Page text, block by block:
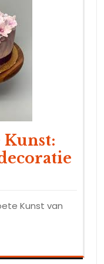
Kunst:
Kunst van